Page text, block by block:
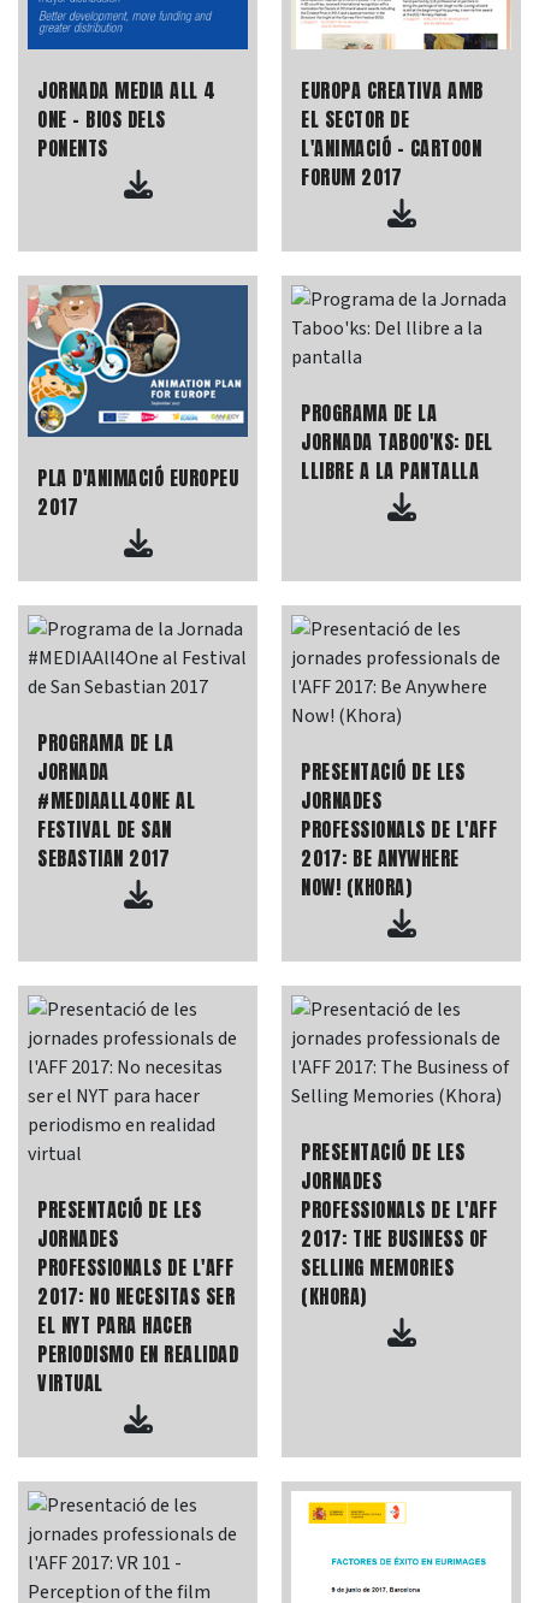
JORNADA MEDIA ALL 4
ONE - BIOS DELS
PONENTS
EUROPA CREATIVA AMB
EL SECTOR DE
L'ANIMACIÓ - CARTOON
FORUM 2017
PLA D'ANIMACIÓ EUROPEU
2017
PROGRAMA DE LA
JORNADA TABOO'KS: DEL
LLIBRE A LA PANTALLA
PROGRAMA DE LA
JORNADA
#MEDIAALL4ONE AL
FESTIVAL DE SAN
SEBASTIAN 2017
PRESENTACIÓ DE LES
JORNADES
PROFESSIONALS DE L'AFF
2017: BE ANYWHERE
NOW! (KHORA)
PRESENTACIÓ DE LES
JORNADES
PROFESSIONALS DE L'AFF
2017: NO NECESITAS SER
EL NYT PARA HACER
PERIODISMO EN REALIDAD
VIRTUAL
PRESENTACIÓ DE LES
JORNADES
PROFESSIONALS DE L'AFF
2017: THE BUSINESS OF
SELLING MEMORIES
(KHORA)